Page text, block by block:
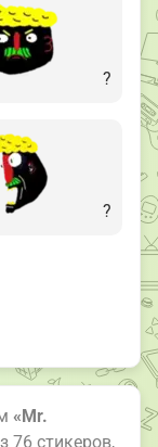
?
?
«Mr.
76 стикеров,